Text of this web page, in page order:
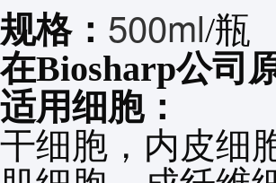
规格： 500ml/瓶
在Biosharp公司
适用细胞：
干细胞，内皮细